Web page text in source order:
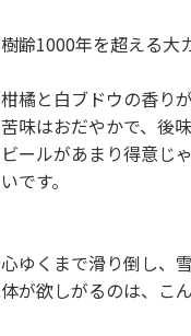
樹齢1000年を超える大
柑橘と白ブドウの香り
苦味はおだやかで、後
ビールがあまり得意じ
いです。
心ゆくまで滑り倒し、
体が欲しがるのは、こ